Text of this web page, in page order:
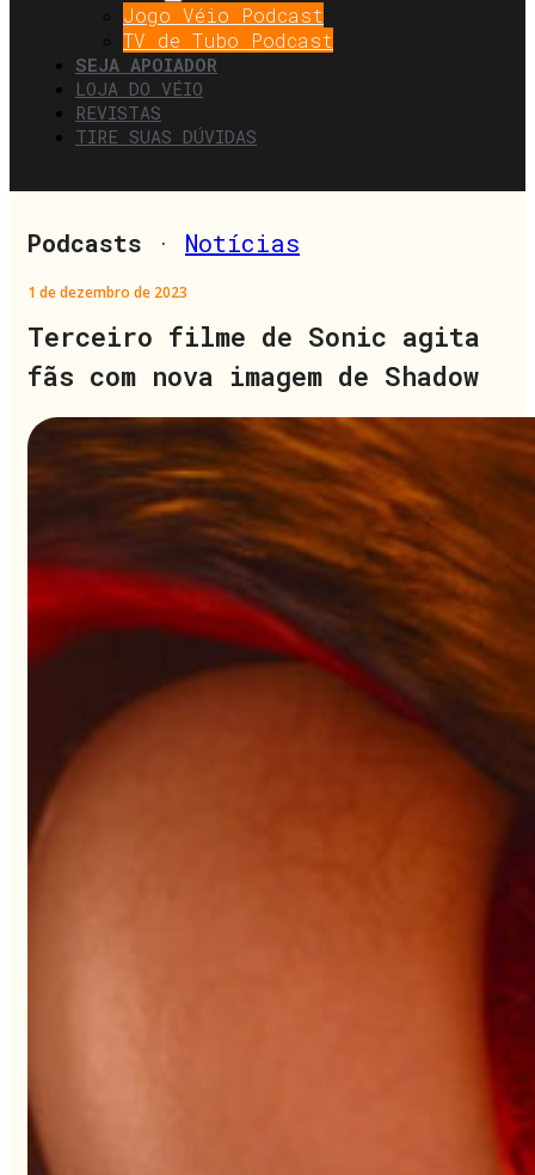
Jogo Véio Podcast
TV de Tubo Podcast
SEJA APOIADOR
LOJA DO VÉIO
REVISTAS
TIRE SUAS DÚVIDAS
Podcasts · Notícias
1 de dezembro de 2023
Terceiro filme de Sonic agita
fãs com nova imagem de Shadow